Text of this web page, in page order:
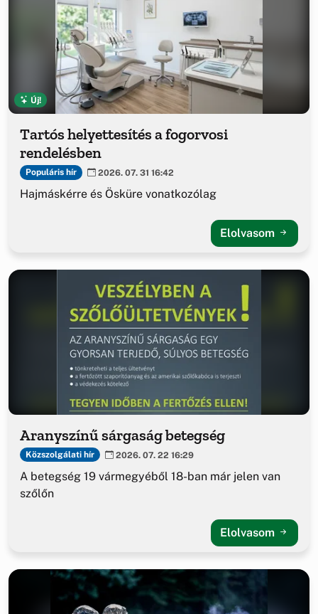
Új!
Tartós helyettesítés a fogorvosi
rendelésben
Populáris hír 2026. 07. 31 16:42
Hajmáskérre és Ösküre vonatkozólag
Elolvasom
Aranyszínű sárgaság betegség
Közszolgálati hír 2026. 07. 22 16:29
A betegség 19 vármegyéből 18-ban már jelen van
szőlőn
Elolvasom